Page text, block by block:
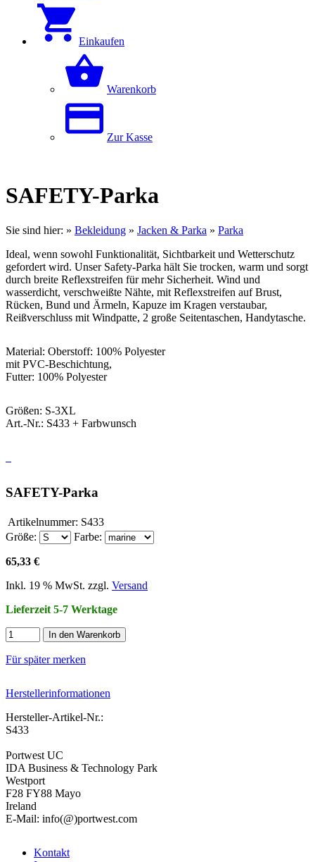
Einkaufen
Warenkorb
Zur Kasse
SAFETY-Parka
Sie sind hier: » Bekleidung » Jacken & Parka » Parka
Ideal, wenn sowohl Funktionalität, Sichtbarkeit und Wetterschutz
gefordert wird. Unser Safety-Parka hält Sie trocken, warm und sorgt
durch breite Reflexstreifen für mehr Sicherheit. Wind und
wasserdicht, verschweißte Nähte, mit Reflexstreifen auf Brust,
Rücken, Bund und Ärmeln, Kapuze im Kragen verstaubar,
Reißverschluss mit Windpatte, 2 große Seitentaschen, Handytasche.
Material: Oberstoff: 100% Polyester
mit PVC-Beschichtung,
Futter: 100% Polyester
Größen: S-3XL
Art.-Nr.: S433 + Farbwunsch
SAFETY-Parka
Artikelnummer: S433
Größe:
Farbe:
65,33 €
Inkl. 19 % MwSt. zzgl. Versand
Lieferzeit 5-7 Werktage
In den Warenkorb
Für später merken
Herstellerinformationen
Hersteller-Artikel-Nr.:
S433
Portwest UC
IDA Business & Technology Park
Westport
F28 FY88 Mayo
Ireland
E-Mail: info(@)portwest.com
Kontakt